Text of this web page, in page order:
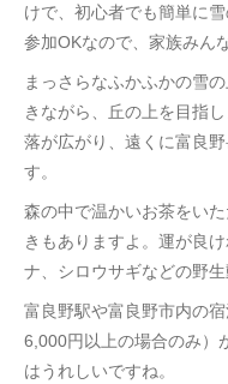
けで、初心者でも簡単に
参加OKなので、家族みん
まっさらなふかふかの雪
きながら、丘の上を目指
落が広がり、遠くに富良
す。
森の中で温かいお茶をい
きもありますよ。運が良
ナ、シロウサギなどの野
富良野駅や富良野市内の
6,000円以上の場合のみ）
はうれしいですね。